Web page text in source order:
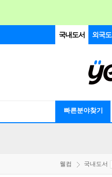
국내도서 외국
빠른분야찾기
웰컴 국내도서